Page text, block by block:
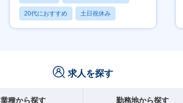
20代におすすめ 土日祝休み
休日120日以上
求人を探す
業種から探す 勤務地から探す